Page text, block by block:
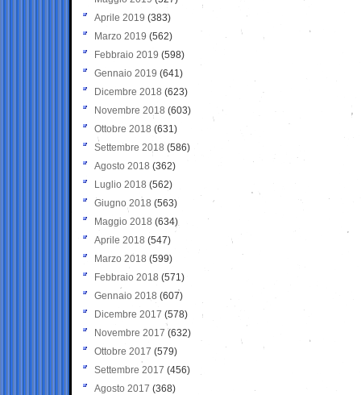
Aprile 2019 (383)
Marzo 2019 (562)
Febbraio 2019 (598)
Gennaio 2019 (641)
Dicembre 2018 (623)
Novembre 2018 (603)
Ottobre 2018 (631)
Settembre 2018 (586)
Agosto 2018 (362)
Luglio 2018 (562)
Giugno 2018 (563)
Maggio 2018 (634)
Aprile 2018 (547)
Marzo 2018 (599)
Febbraio 2018 (571)
Gennaio 2018 (607)
Dicembre 2017 (578)
Novembre 2017 (632)
Ottobre 2017 (579)
Settembre 2017 (456)
Agosto 2017 (368)